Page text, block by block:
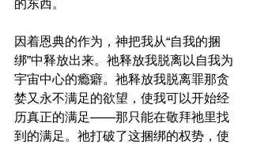
的东西。
因着恩典的作为，神把我从“自我的捆
绑”中释放出来。祂释放我脱离以自我为
宇宙中心的瘾癖。祂释放我脱离罪那贪
婪又永不满足的欲望，使我可以开始经
历真正的满足——那只能在敬拜祂里找
到的满足。祂打破了这捆绑的权势，使